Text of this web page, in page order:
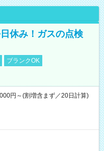
休み！ガスの点検
ブランクOK
円～(割増含まず／20日計算)